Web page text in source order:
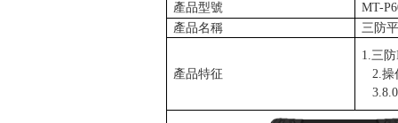
產品型號
MT-
產品名稱
三防
產品特征
1.三防
2.操